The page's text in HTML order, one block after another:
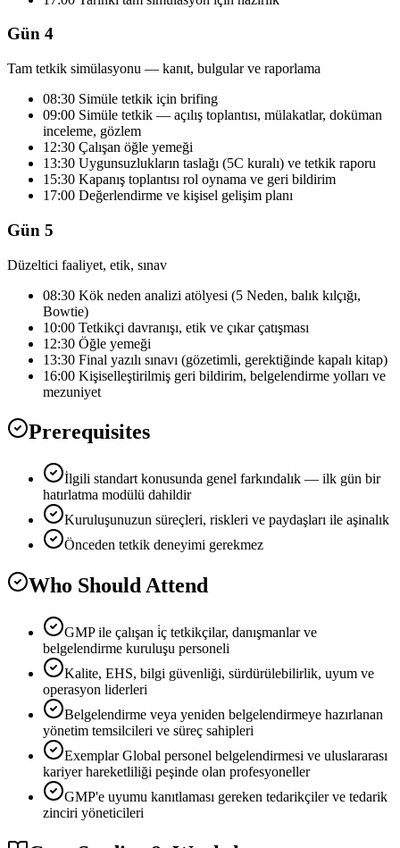
Gün 4
Tam tetkik simülasyonu — kanıt, bulgular ve raporlama
08:30 Simüle tetkik için brifing
09:00 Simüle tetkik — açılış toplantısı, mülakatlar, doküman
inceleme, gözlem
12:30 Çalışan öğle yemeği
13:30 Uygunsuzlukların taslağı (5C kuralı) ve tetkik raporu
15:30 Kapanış toplantısı rol oynama ve geri bildirim
17:00 Değerlendirme ve kişisel gelişim planı
Gün 5
Düzeltici faaliyet, etik, sınav
08:30 Kök neden analizi atölyesi (5 Neden, balık kılçığı,
Bowtie)
10:00 Tetkikçi davranışı, etik ve çıkar çatışması
12:30 Öğle yemeği
13:30 Final yazılı sınavı (gözetimli, gerektiğinde kapalı kitap)
16:00 Kişiselleştirilmiş geri bildirim, belgelendirme yolları ve
mezuniyet
Prerequisites
İlgili standart konusunda genel farkındalık — ilk gün bir
hatırlatma modülü dahildir
Kuruluşunuzun süreçleri, riskleri ve paydaşları ile aşinalık
Önceden tetkik deneyimi gerekmez
Who Should Attend
GMP ile çalışan i̇ç tetkikçilar, danışmanlar ve
belgelendirme kuruluşu personeli
Kalite, EHS, bilgi güvenliği, sürdürülebilirlik, uyum ve
operasyon liderleri
Belgelendirme veya yeniden belgelendirmeye hazırlanan
yönetim temsilcileri ve süreç sahipleri
Exemplar Global personel belgelendirmesi ve uluslararası
kariyer hareketliliği peşinde olan profesyoneller
GMP'e uyumu kanıtlaması gereken tedarikçiler ve tedarik
zinciri yöneticileri